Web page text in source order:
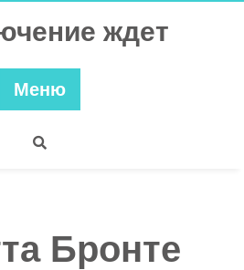
ждет
Меню
Бронте